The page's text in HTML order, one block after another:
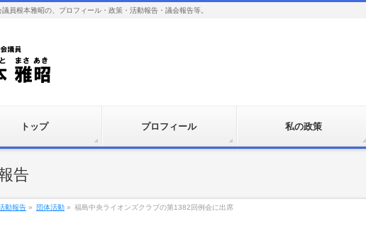
員根本雅昭の、プロフィール・政策・活動報告・議会報告等。
トップ プロフィール 私の政策
告
動報告 » 団体活動 » 福島中央ライオンズクラブの第1382回例会に出席